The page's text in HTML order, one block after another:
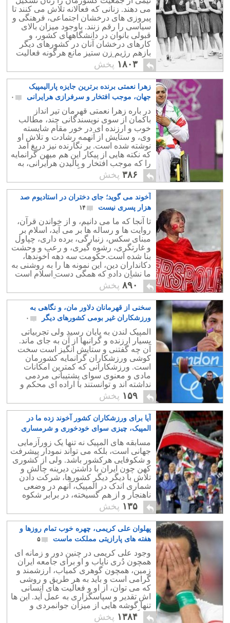
می دهند. زنانی که فعالانه تلاش می کنند تا
پیروزی های درخشان اجتماعی، فرهنگی و
سیاسی را رقم زنند. باوجود میزان بالای
قبولی بانوان در دانشگاههای کشور، و
کارهای درخشان آنان در کشورهای دیگر
بازهم رژیم زن ستیز مانع هرگونه فعالیت
و پیشرفت آنان است.
۱۸۰۳ پخش
زهرا نعمتی برنده برترین جایزه پارالیمپیک
جهان، موجب افتخار و سرفرازی هرایرانی
۰
در باره زهرا نعمتی قهرمان تیر انداز
باکمان از سوی نویسندگانی چند، مطالب
خوب و ارزنده ای در خور مقام شایسته
وی، و ستایش از آنهمه رشادت و تلاش او
نوشته شده است. بر نگارنده نیز دریغ آمد
که نکته هایی از پیکار این هم میهن گرانمایه
را که موجب افتخار و بالیدن هرایرانی، به
ویژه بانوان است، به نگارش نیاورد.
۳۸۶ پخش
آخوند می گوید؛ جای دختران در استادیوم صد
هزار پسری نیست
۱۴
تا آنجا که ما می دانیم، و از خواندن قرآن،
روایت ها و رساله ها بر می آید، اسلام بر
مبنای سکس، زنبارگی، برده داری، چپاول
و غارتگری، رشوه گیری، و رعب و وحشت
بنا شده است.حکومت سه دهه آخوندها،
دکانداران دین، این نمونه ها را به روشنی به
ما نشان داده که همگی دست اسلام است
که از آستین آخوند بیرون می آید.
۸۹۰ پخش
سخنی از قهرمانان دلاور مان، و نگاهی به
ورزشکاران غیر بومی کشورهای دیگر
۰
المپیک لندن به پایان رسید ولی تجربیاتی
بسیار ارزنده و گرانبها از آن به جای ماند.
آن چه گفتنی و ستایش انگیز است سخت
کوشی ورزشکاران گرانمایه کشورمان
است. ورزشکارانی که کمترین امکانات
مادی و معنوی سوای پشتیبانی مردمی
نداشته اند و توانستند با اراده ای محکم و
استوار به قله افتخار و پیروزی دست یابند.
۱۵۹ پخش
آیا برای ورزشکاران کشور آخوند زده ما در
المپیک، چیزی سوای خودخوری و شرمساری
میماند؟
مسابقه های المپیک نه تنها یک زورآزمایی
جهانی است، بلکه می تواند نمودار پیشرفت
و شکوفایی هرکشور باشد. ولی از کشوری
کهن چون ایران با داشتن دیرینه چالش و
تلاش با دیگر دیگر کشورها، شرکت دادن
شماری اندک در المپیک، آنهم در وضعی
ناهنجار و از هم گسیخته، در برابر شکوه
وعظمت دیگران، موجب نهایت
سرشکستگی است.
۱۳۵ پخش
پهلوان علی کریمی، چهره خوب تمام روزها و
هفته های پارازیتی مملکت ماست
۵
وجود علی کریمی در چنین دور و زمانه ای
همچون دُری نایاب و او برای جامعه ایران
زمین، همچون گوهری کمیاب، ارزشمند و
گرامی است و باید به هر طریق و روشی
که می توان، از او و فعالیت های انسانی
اش تقدیر و سپاسگزاری به عمل آید. این ها
تنها گوشه هایی از میزان جوانمردی و
بزرگواری پهلوان علی کریمی است،
۱۳۸۴ پخش